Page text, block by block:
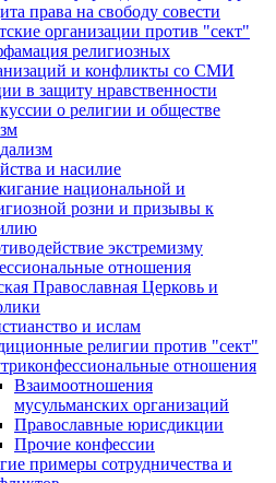
права на свободу совести
организации против "сект"
религиозных
и конфликты со СМИ
в защиту нравственности
о религии и обществе
и насилие
национальной и
розни и призывы к
экстремизму
отношения
Православная Церковь и
и ислам
религии против "сект"
отношения
Взаимоотношения
мусульманских организаций
Православные юрисдикции
Прочие конфессии
примеры сотрудничества и